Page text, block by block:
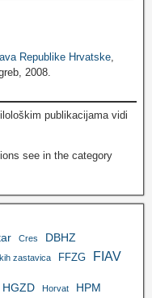
Republike Hrvatske
2008.
publikacijama vidi
see in the category
Cres DBHZ
zastavica FFZG FIAV
HGZD Horvat HPM